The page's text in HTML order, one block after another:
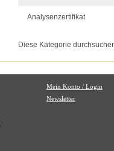
Analysenzertifikat
Diese Kategorie
Mein Konto / Login
Newsletter